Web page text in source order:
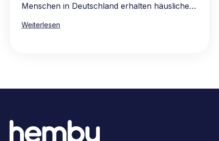
Menschen in Deutschland erhalten häusliche
Wänden. Die Hauptgründe für die Präferenz
Die Pflege zu Hause ist oft auch die
Weiterlesen